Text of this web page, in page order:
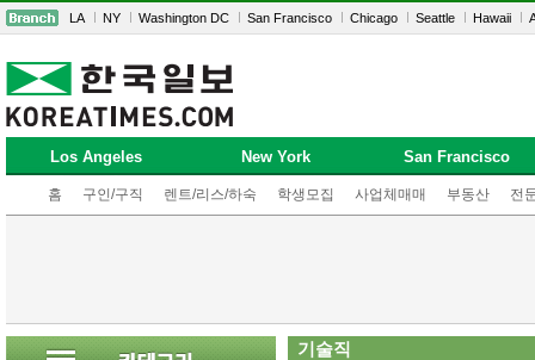
LA NY Washington DC San Francisco Chicago Seattle Hawaii
Los Angeles New York San Francisco
홈 구인/구직 렌트/리스/하숙 학생모집 사업체매매 부동산 전
기술직